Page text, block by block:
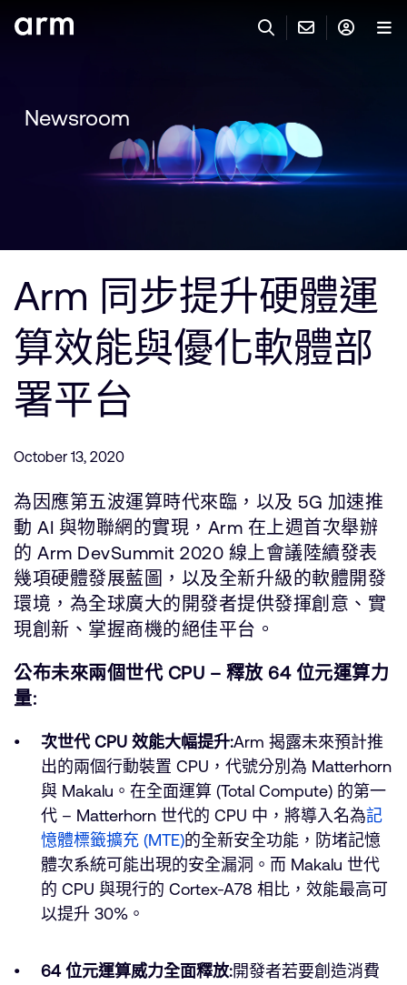
聯絡技術支援
IP 技術支援
Flexible Access 企業版
一般 IP 授權方案
其他事項
Arm Integrity Helpline
媒體聯絡
研究合作
網站
投資者
通報安全漏洞
Arm 全球總部
110 Fulbourn Road
CB1 9NJ
Tel: + 44(1223) 400 400 [main reception]
Fax: + 44(1223) 400 410
查詢全球辦公室
登入以存取您的 Arm 帳號。
開發者
支援與訓練
公司資訊
Newsroom
Arm 同步提升硬體運
算效能與優化軟體部
署平台
October 13, 2020
為因應第五波運算時代來臨，以及 5G 加速推
動 AI 與物聯網的實現，Arm 在上週首次舉辦
的 Arm DevSummit 2020 線上會議陸續發表
幾項硬體發展藍圖，以及全新升級的軟體開發
環境，為全球廣大的開發者提供發揮創意、實
現創新、掌握商機的絕佳平台。
公布未來兩個世代 CPU – 釋放 64 位元運算力
量:
次世代 CPU 效能大幅提升:Arm 揭露未來預計推
出的兩個行動裝置 CPU，代號分別為 Matterhorn
與 Makalu。在全面運算 (Total Compute) 的第一
代 – Matterhorn 世代的 CPU 中，將導入名為記
憶體標籤擴充 (MTE)的全新安全功能，防堵記憶
體次系統可能出現的安全漏洞。而 Makalu 世代
的 CPU 與現行的 Cortex-A78 相比，效能最高可
以提升 30%。
64 位元運算威力全面釋放:開發者若要創造消費